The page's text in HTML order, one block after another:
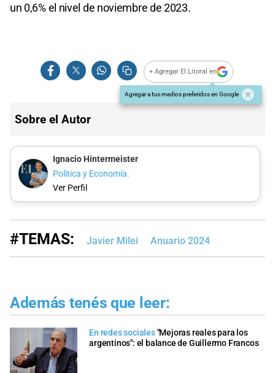
un 0,6% el nivel de noviembre de 2023.
+ Agregar El Litoral en
Agregar a tus medios preferidos en Google
Sobre el Autor
Ignacio Hintermeister
Politica y Economía.
Ver Perfil
#TEMAS: Javier Milei Anuario 2024
Además tenés que leer:
En redes sociales"Mejoras reales para los
argentinos": el balance de Guillermo Francos